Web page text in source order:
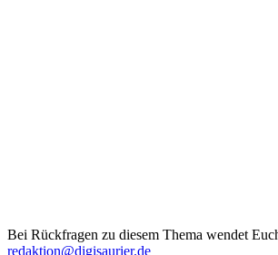
Bei Rückfragen zu diesem Thema wendet
redaktion@digisaurier.de